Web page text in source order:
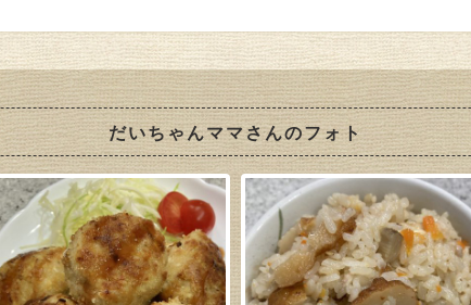
だいちゃんママさんのフォト